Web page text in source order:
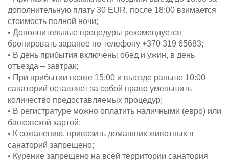
дополнительную плату 30 EUR, после 18:00 взимается
стоимость полной ночи;
• Дополнительные процедуры рекомендуется
бронировать заранее по телефону +370 319 65683;
• В день прибытия включены обед и ужин, в день
отъезда – завтрак;
• При прибытии позже 15:00 и выезде раньше 10:00
санаторий оставляет за собой право уменьшить
количество предоставляемых процедур;
• В регистратуре можно оплатить наличными (евро) или
банковской картой;
• К сожалению, привозить домашних животных в
санаторий запрещено;
• Курение запрещено на всей территории санатория